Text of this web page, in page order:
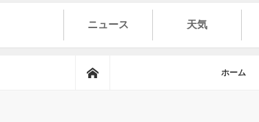
ニュース 天気
ホーム